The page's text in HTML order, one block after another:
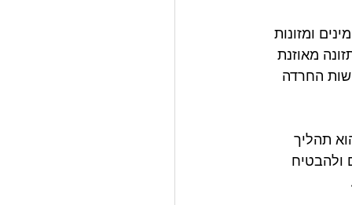
ומזונות
תזונה מאוזנת
החרדה
תהליך
ולהבטיח